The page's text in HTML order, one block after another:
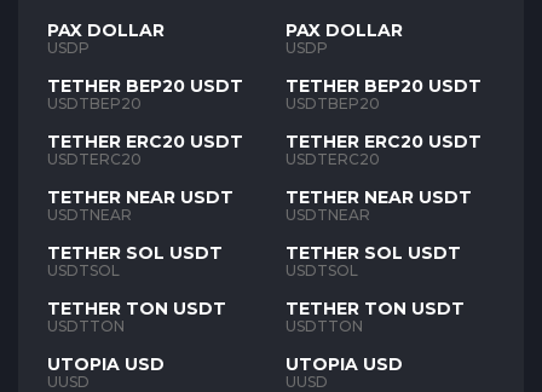
PAX DOLLAR
USDP
TETHER BEP20 USDT
USDTBEP20
TETHER ERC20 USDT
USDTERC20
TETHER NEAR USDT
USDTNEAR
TETHER SOL USDT
USDTSOL
TETHER TON USDT
USDTTON
UTOPIA USD
UUSD
PAX DOLLAR
USDP
TETHER BEP20 USDT
USDTBEP20
TETHER ERC20 USDT
USDTERC20
TETHER NEAR USDT
USDTNEAR
TETHER SOL USDT
USDTSOL
TETHER TON USDT
USDTTON
UTOPIA USD
UUSD